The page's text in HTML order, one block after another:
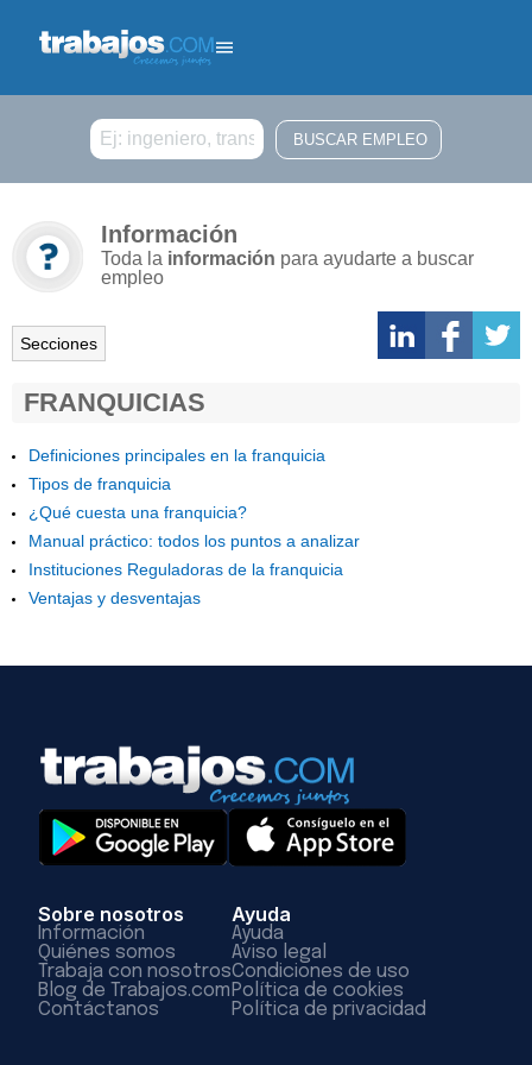
Buscar
Información
Toda la información para ayudarte a buscar
empleo
Secciones
FRANQUICIAS
Definiciones principales en la franquicia
Tipos de franquicia
¿Qué cuesta una franquicia?
Manual práctico: todos los puntos a analizar
Instituciones Reguladoras de la franquicia
Ventajas y desventajas
Sobre nosotros
Información
Quiénes somos
Trabaja con nosotros
Blog de Trabajos.com
Contáctanos
Ayuda
Ayuda
Aviso legal
Condiciones de uso
Política de cookies
Política de privacidad